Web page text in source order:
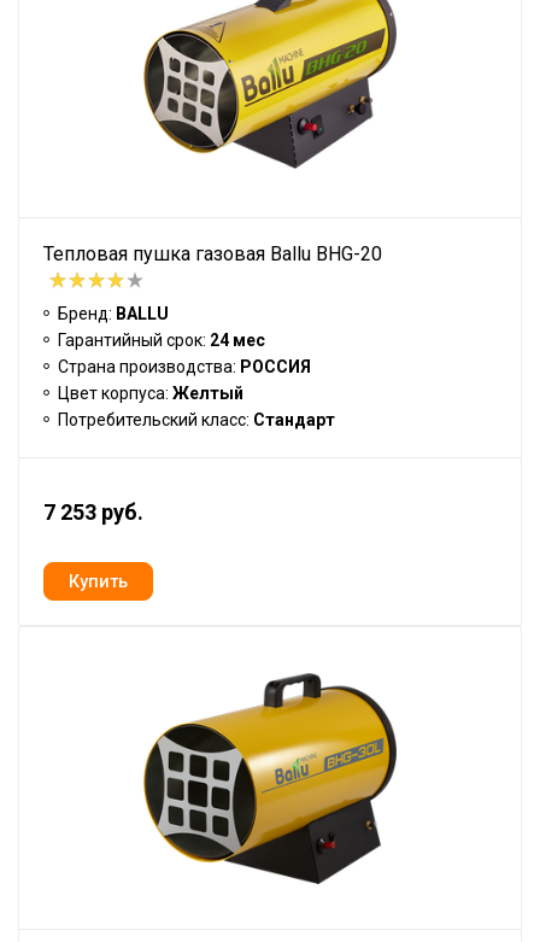
Тепловая пушка газовая Ballu BHG-20
Бренд: BALLU
Гарантийный срок: 24 мес
Страна производства: РОССИЯ
Цвет корпуса: Желтый
Потребительский класс: Стандарт
7 253 руб.